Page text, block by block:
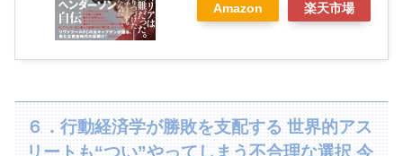
Amazon 楽天市場
６．行動経済学が勝敗を支配する 世界的アス
リートも“つい”やってしまう不合理な選択 今